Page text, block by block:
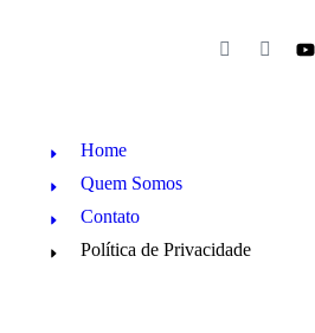
Home
Quem Somos
Contato
Política de Privacidade